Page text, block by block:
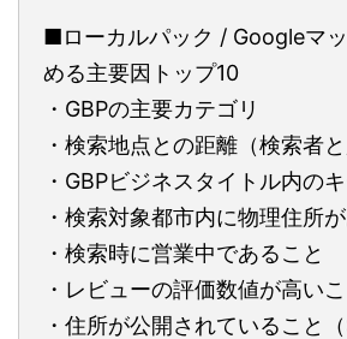
■ローカルパック / Googleマ
める主要因トップ10
・GBPの主要カテゴリ
・検索地点との距離（検索者と
・GBPビジネスタイトル内の
・検索対象都市内に物理住所
・検索時に営業中であること
・レビューの評価数値が高いこ
・住所が公開されていること